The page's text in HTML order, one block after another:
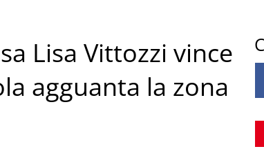
Lisa Vittozzi vince
agguanta la zona